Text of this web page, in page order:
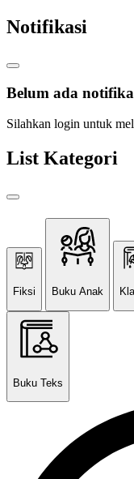
Notifikasi
Belum ada
Silahkan login untuk
List Kategori
Fiksi Buku Anak
Buku Teks